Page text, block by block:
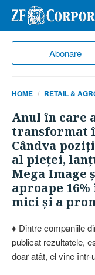
Abonare
HOME RETAIL &
Anul în care
transformat
Cândva
al pieţei,
Mega Image
aproape
mici şi a
♦ Dintre companiile
publicat rezultatele,
doar atât, el vine într-